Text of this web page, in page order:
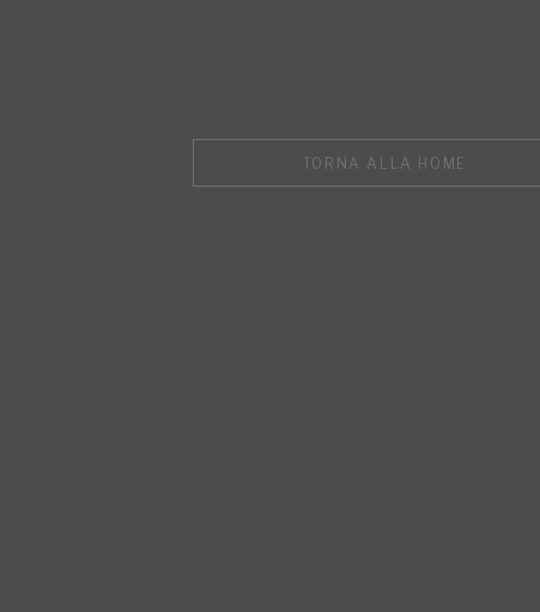
TORNA ALLA HOME